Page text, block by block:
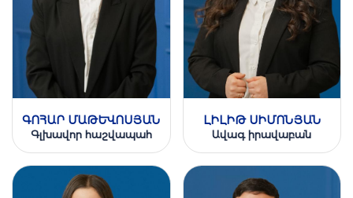
ԳՈՀԱՐ ՄԱԹԵՒՈՍՅԱՆ
Գլխավոր հաշվապահ
ԼԻԼԻԹ ՍԻՄՈՆՅԱՆ
Ավագ իրավաբան